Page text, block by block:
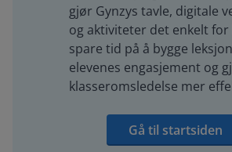
gjør Gynzys tavle, digitale
og aktiviteter det enkelt
spare tid på å bygge
elevenes engasjement og
klasseromsledelse mer
Gå til startsiden